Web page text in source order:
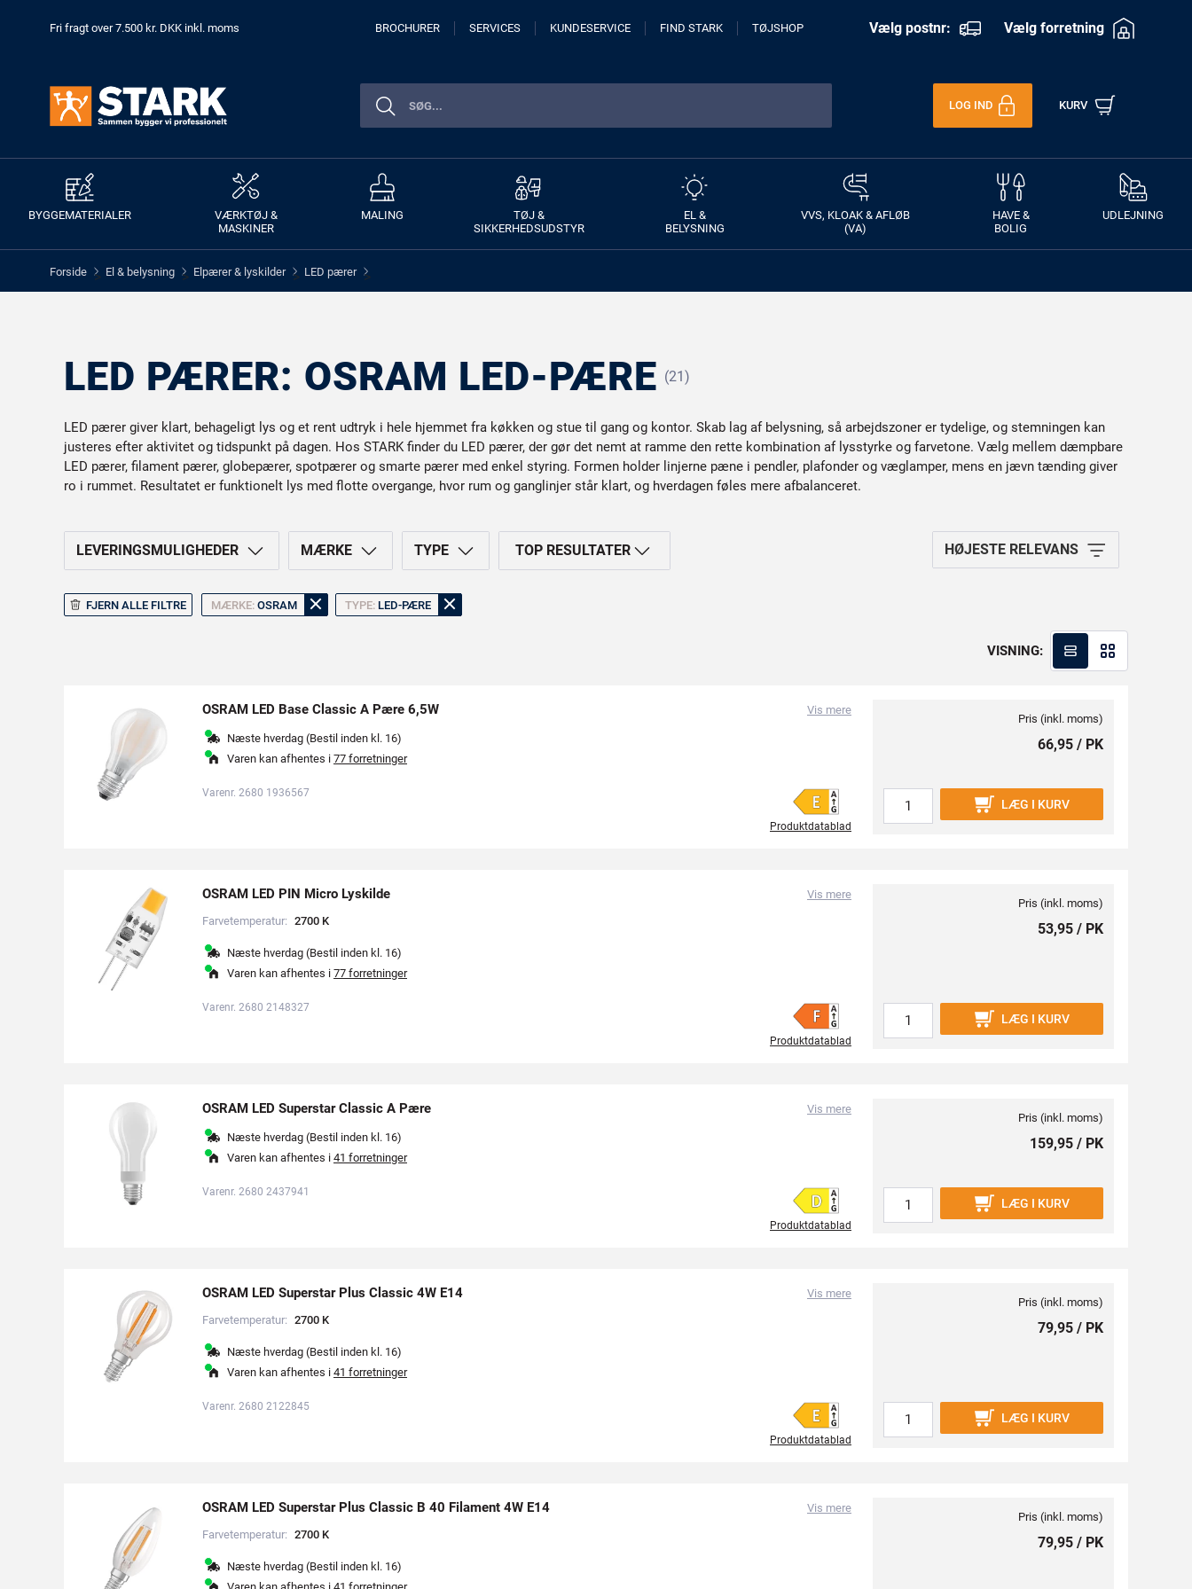
Fri fragt over 7.500 kr. DKK inkl. moms BROCHURER SERVICES KUNDESERVICE FIND STARK TØJSHOP Vælg postnr: Vælg forretning
LOG IND KURV
BYGGEMATERIALER
VÆRKTØJ &
MASKINER
MALING
TØJ &
SIKKERHEDSUDSTYR
EL &
BELYSNING
VVS, KLOAK & AFLØB
(VA)
HAVE &
BOLIG
UDLEJNING
Forside > El & belysning > Elpærer & lyskilder > LED pærer >
LED PÆRER: OSRAM LED-PÆRE (21)
LED pærer giver klart, behageligt lys og et rent udtryk i hele hjemmet fra køkken og stue til gang og kontor. Skab lag af belysning, så arbejdszoner er tydelige, og stemningen kan
justeres efter aktivitet og tidspunkt på dagen. Hos STARK finder du LED pærer, der gør det nemt at ramme den rette kombination af lysstyrke og farvetone. Vælg mellem dæmpbare
LED pærer, filament pærer, globepærer, spotpærer og smarte pærer med enkel styring. Formen holder linjerne pæne i pendler, plafonder og væglamper, mens en jævn tænding giver
ro i rummet. Resultatet er funktionelt lys med flotte overgange, hvor rum og ganglinjer står klart, og hverdagen føles mere afbalanceret.
LEVERINGSMULIGHEDER MÆRKE TYPE TOP RESULTATER HØJESTE RELEVANS
FJERN ALLE FILTRE MÆRKE: OSRAM TYPE: LED-PÆRE
VISNING:
OSRAM LED Base Classic A Pære 6,5W Vis mere
Næste hverdag (Bestil inden kl. 16)
Varen kan afhentes i 77 forretninger
Varenr. 2680 1936567
Produktdatablad
Pris (inkl. moms)
66,95 / PK
LÆG I KURV
OSRAM LED PIN Micro Lyskilde
Vis mere
Farvetemperatur: 2700 K
Næste hverdag (Bestil inden kl. 16)
Varen kan afhentes i 77 forretninger
Varenr. 2680 2148327
Produktdatablad
Pris (inkl. moms)
53,95 / PK
LÆG I KURV
OSRAM LED Superstar Classic A Pære Vis mere
Næste hverdag (Bestil inden kl. 16)
Varen kan afhentes i 41 forretninger
Varenr. 2680 2437941
Produktdatablad
Pris (inkl. moms)
159,95 / PK
LÆG I KURV
OSRAM LED Superstar Plus Classic 4W E14
Vis mere
Farvetemperatur: 2700 K
Næste hverdag (Bestil inden kl. 16)
Varen kan afhentes i 41 forretninger
Varenr. 2680 2122845
Produktdatablad
Pris (inkl. moms)
79,95 / PK
LÆG I KURV
OSRAM LED Superstar Plus Classic B 40 Filament 4W E14
Vis mere
Farvetemperatur: 2700 K
Næste hverdag (Bestil inden kl. 16)
Pris (inkl. moms)
79,95 / PK